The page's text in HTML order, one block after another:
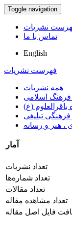
Toggle navigation
نشریات
تماس با ما
English
فهرست نشریات
همه نشریات
اسلامی
باقرالعلوم (ع)
تبلیغی
هنر و رسانه
آمار
تعداد نشریات
تعداد شماره‌ها
تعداد مقالات
تعداد مشاهده مقاله
فایل اصل مقاله